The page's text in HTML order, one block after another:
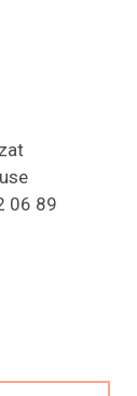
06 89
(s'ouvre